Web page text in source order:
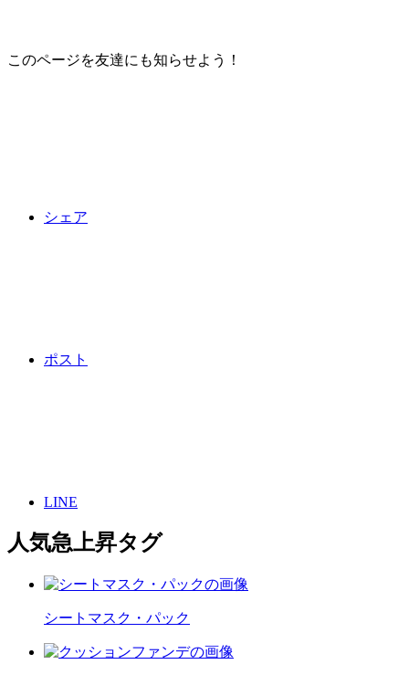
このページを友達にも知らせよう！
シェア
ポスト
LINE
人気急上昇タグ
シートマスク・パック